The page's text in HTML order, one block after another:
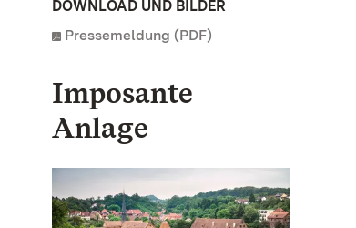
DOWNLOAD UND BILDER
Pressemeldung (PDF)
Imposante
Anlage